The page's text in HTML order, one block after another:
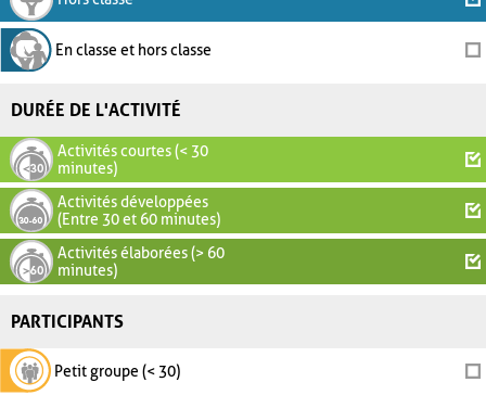
En classe et hors classe
DURÉE DE L'ACTIVITÉ
Activités courtes (< 30
minutes)
Activités développées
(Entre 30 et 60 minutes)
Activités élaborées (> 60
minutes)
PARTICIPANTS
Petit groupe (< 30)